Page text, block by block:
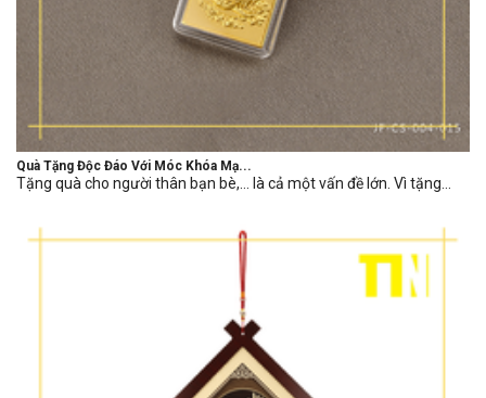
Quà Tặng Độc Đáo Với Móc Khóa Mạ...
Tặng quà cho người thân bạn bè,… là cả một vấn đề lớn. Vì tặng...